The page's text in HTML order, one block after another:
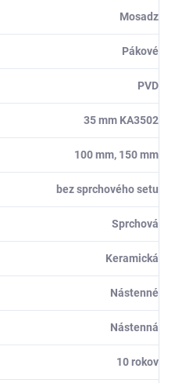
Mosadz
Pákové
PVD
35 mm KA3502
100 mm, 150 mm
bez sprchového setu
Sprchová
Keramická
Nástenné
Nástenná
10 rokov